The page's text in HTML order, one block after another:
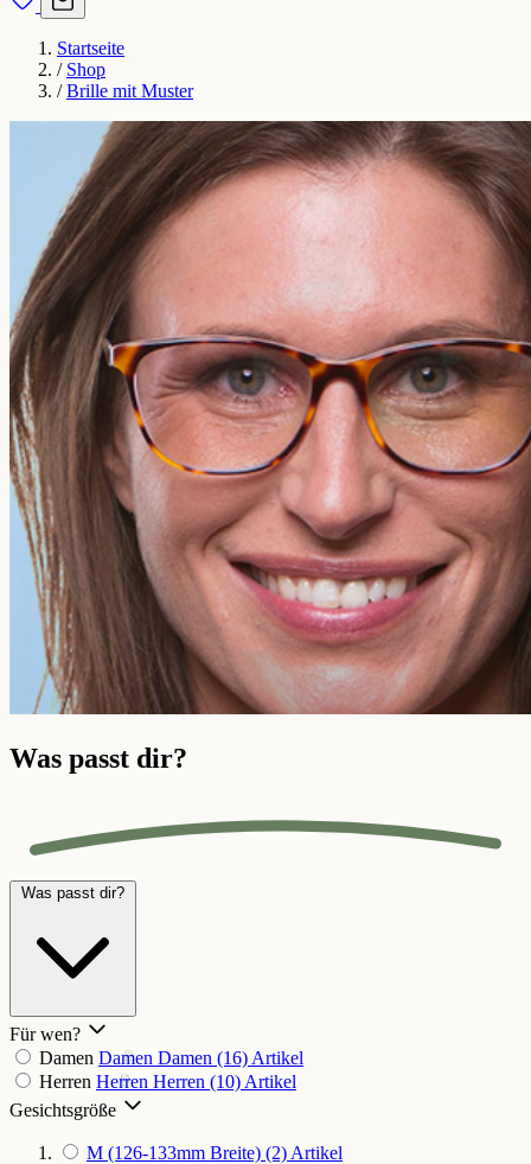
Startseite
/ Shop
/ Brille mit Muster
Was passt dir?
Was passt dir?
Für wen?
Damen Damen Damen (16) Artikel
Herren Herren Herren (10) Artikel
Gesichtsgröße
M (126-133mm Breite) (2) Artikel